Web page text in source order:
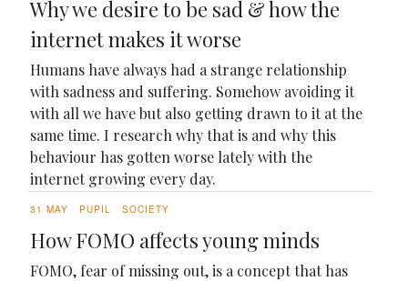
Why we desire to be sad & how the
internet makes it worse
Humans have always had a strange relationship
with sadness and suffering. Somehow avoiding it
with all we have but also getting drawn to it at the
same time. I research why that is and why this
behaviour has gotten worse lately with the
internet growing every day.
31 MAY PUPIL SOCIETY
How FOMO affects young minds
FOMO, fear of missing out, is a concept that has